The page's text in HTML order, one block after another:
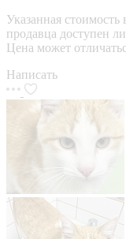
Указанная
продавца доступен
Цена может
Написать